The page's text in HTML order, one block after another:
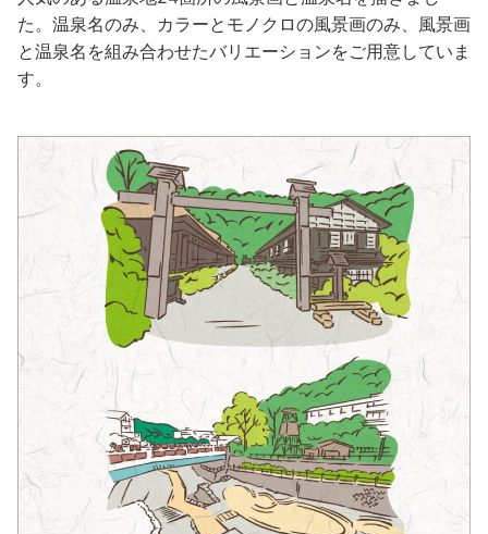
た。温泉名のみ、カラーとモノクロの風景画のみ、風景画
と温泉名を組み合わせたバリエーションをご用意していま
す。